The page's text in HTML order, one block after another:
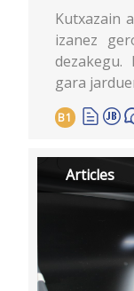
Kutxazain
izanez
gara
B1
Articles